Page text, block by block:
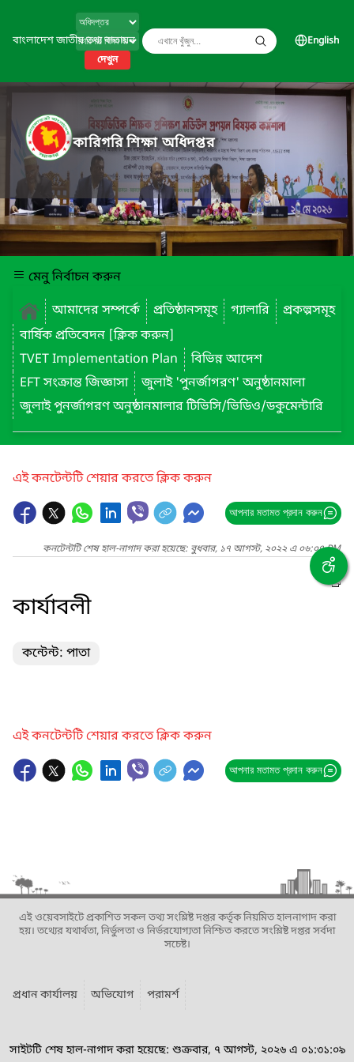
বাংলাদেশ জাতীয় তথ্য বাতায়ন
দেখুন
English
কারিগরি শিক্ষা অধিদপ্তর
মেনু নির্বাচন করুন
আমাদের সম্পর্কে
প্রতিষ্ঠানসমূহ গ্যালারি
প্রকল্পসমূহ
বার্ষিক প্রতিবেদন [ক্লিক করুন]
TVET Implementation Plan
বিভিন্ন আদেশ
EFT সংক্রান্ত জিজ্ঞাসা
জুলাই 'পুনর্জাগরণ' অনুষ্ঠানমালা
জুলাই পুনর্জাগরণ অনুষ্ঠানমালার টিভিসি/ভিডিও/ডকুমেন্টারি
এই কনটেন্টটি শেয়ার করতে ক্লিক করুন
আপনার মতামত প্রদান করুন
কনটেন্টটি শেষ হাল-নাগাদ করা হয়েছে: বুধবার, ১৭ আগস্ট, ২০২২ এ ০৬:০৭ PM
কার্যাবলী
কন্টেন্ট: পাতা
এই কনটেন্টটি শেয়ার করতে ক্লিক করুন
আপনার মতামত প্রদান করুন
এই ওয়েবসাইটে প্রকাশিত সকল তথ্য সংশ্লিষ্ট দপ্তর কর্তৃক নিয়মিত হালনাগাদ করা
হয়। তথ্যের যথার্থতা, নির্ভুলতা ও নির্ভরযোগ্যতা নিশ্চিত করতে সংশ্লিষ্ট দপ্তর সর্বদা
সচেষ্ট।
প্রধান কার্যালয় অভিযোগ পরামর্শ
সাইটটি শেষ হাল-নাগাদ করা হয়েছে: শুক্রবার, ৭ আগস্ট, ২০২৬ এ ০১:৩১:০৯